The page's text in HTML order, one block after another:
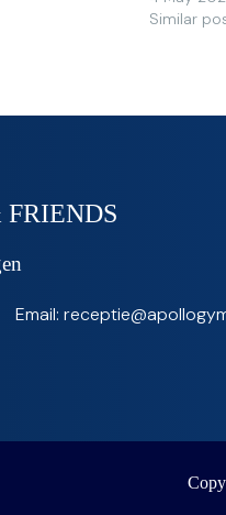
Similar
Email: